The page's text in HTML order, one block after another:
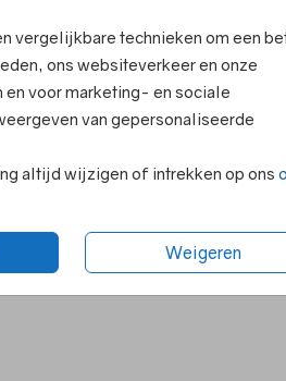
vergelijkbare technieken om een
ons websiteverkeer en onze
voor marketing- en sociale
van gepersonaliseerde
altijd wijzigen of intrekken op ons
Weigeren